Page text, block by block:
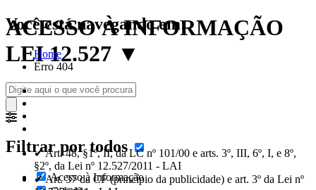
ACESSO À INFORMAÇÃO
LEI 12.527 ▼
Filtrar por todos
Acesso à Informação
Você está navegando em:
Home
Erro 404
✔ Art. 48, §1º, II, da LC nº 101/00 e arts. 3º, III, 6º, I, e 8º,
§2º, da Lei nº 12.527/2011 - LAI
✔ Art. 37 da CF (princípio da publicidade) e art. 3º da Lei nº